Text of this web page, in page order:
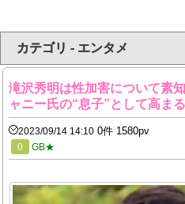
カテゴリ - エンタメ
滝沢秀明は性加害について素
ャニー氏の“息子”として高ま
2023/09/14 14:10 0件 1580pv
0 GB★